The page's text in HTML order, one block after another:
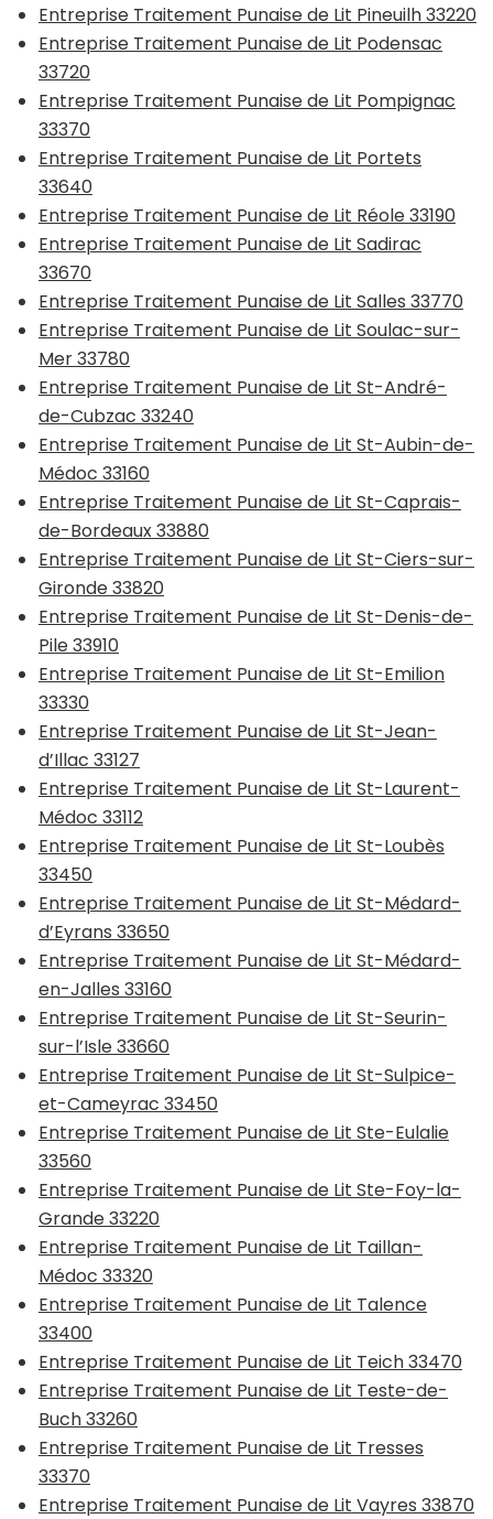
Entreprise Traitement Punaise de Lit Pineuilh 33220
Entreprise Traitement Punaise de Lit Podensac
33720
Entreprise Traitement Punaise de Lit Pompignac
33370
Entreprise Traitement Punaise de Lit Portets
33640
Entreprise Traitement Punaise de Lit Réole 33190
Entreprise Traitement Punaise de Lit Sadirac
33670
Entreprise Traitement Punaise de Lit Salles 33770
Entreprise Traitement Punaise de Lit Soulac-sur-
Mer 33780
Entreprise Traitement Punaise de Lit St-André-
de-Cubzac 33240
Entreprise Traitement Punaise de Lit St-Aubin-de-
Médoc 33160
Entreprise Traitement Punaise de Lit St-Caprais-
de-Bordeaux 33880
Entreprise Traitement Punaise de Lit St-Ciers-sur-
Gironde 33820
Entreprise Traitement Punaise de Lit St-Denis-de-
Pile 33910
Entreprise Traitement Punaise de Lit St-Emilion
33330
Entreprise Traitement Punaise de Lit St-Jean-
d’Illac 33127
Entreprise Traitement Punaise de Lit St-Laurent-
Médoc 33112
Entreprise Traitement Punaise de Lit St-Loubès
33450
Entreprise Traitement Punaise de Lit St-Médard-
d’Eyrans 33650
Entreprise Traitement Punaise de Lit St-Médard-
en-Jalles 33160
Entreprise Traitement Punaise de Lit St-Seurin-
sur-l’Isle 33660
Entreprise Traitement Punaise de Lit St-Sulpice-
et-Cameyrac 33450
Entreprise Traitement Punaise de Lit Ste-Eulalie
33560
Entreprise Traitement Punaise de Lit Ste-Foy-la-
Grande 33220
Entreprise Traitement Punaise de Lit Taillan-
Médoc 33320
Entreprise Traitement Punaise de Lit Talence
33400
Entreprise Traitement Punaise de Lit Teich 33470
Entreprise Traitement Punaise de Lit Teste-de-
Buch 33260
Entreprise Traitement Punaise de Lit Tresses
33370
Entreprise Traitement Punaise de Lit Vayres 33870